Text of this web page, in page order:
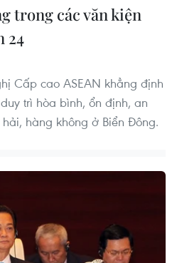
trong các văn kiện
24
Cấp cao ASEAN khẳng định
trì hòa bình, ổn định, an
hàng không ở Biển Đông.